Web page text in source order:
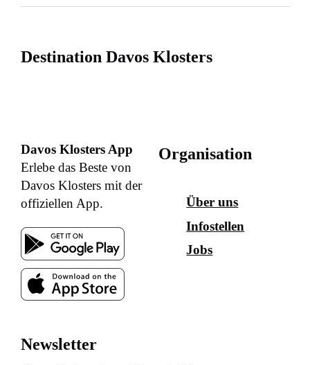
Destination Davos Klosters
Davos Klosters App
Erlebe das Beste von
Davos Klosters mit der
offiziellen App.
Organisation
Über uns
Infostellen
Jobs
Newsletter